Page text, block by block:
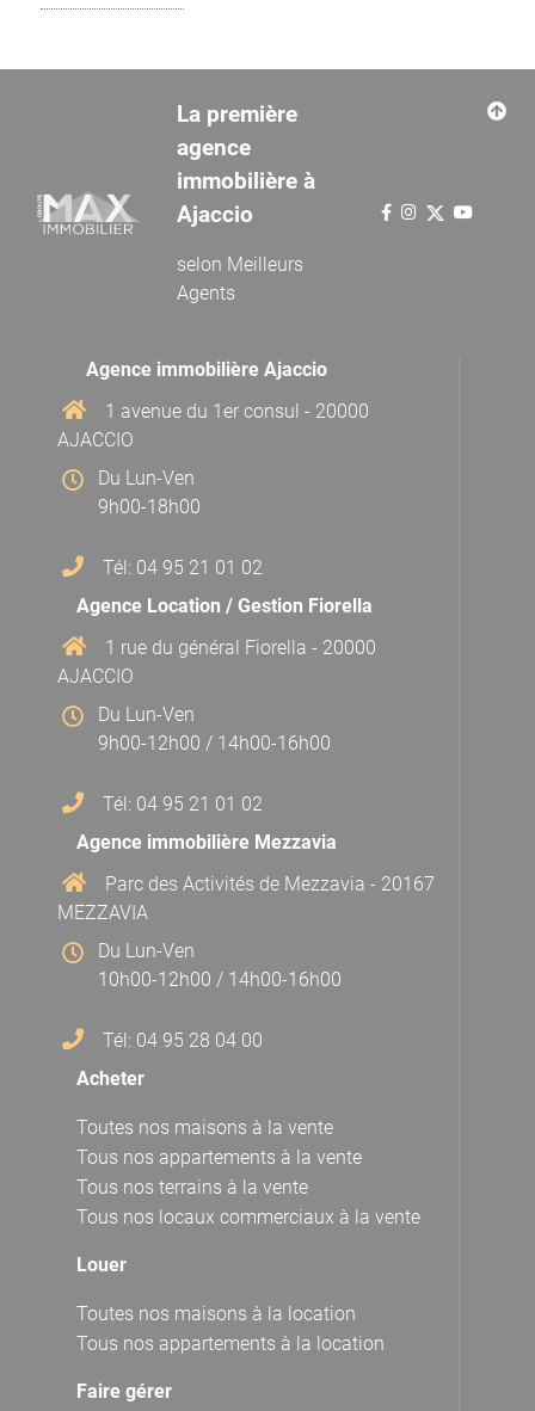
La première
agence
immobilière à
Ajaccio
selon Meilleurs
Agents
Agence immobilière Ajaccio
1 avenue du 1er consul - 20000
AJACCIO
Du Lun-Ven
9h00-18h00
Tél: 04 95 21 01 02
Agence Location / Gestion Fiorella
1 rue du général Fiorella - 20000
AJACCIO
Du Lun-Ven
9h00-12h00 / 14h00-16h00
Tél: 04 95 21 01 02
Agence immobilière Mezzavia
Parc des Activités de Mezzavia - 20167
MEZZAVIA
Du Lun-Ven
10h00-12h00 / 14h00-16h00
Tél: 04 95 28 04 00
Acheter
Toutes nos maisons à la vente
Tous nos appartements à la vente
Tous nos terrains à la vente
Tous nos locaux commerciaux à la vente
Louer
Toutes nos maisons à la location
Tous nos appartements à la location
Faire gérer